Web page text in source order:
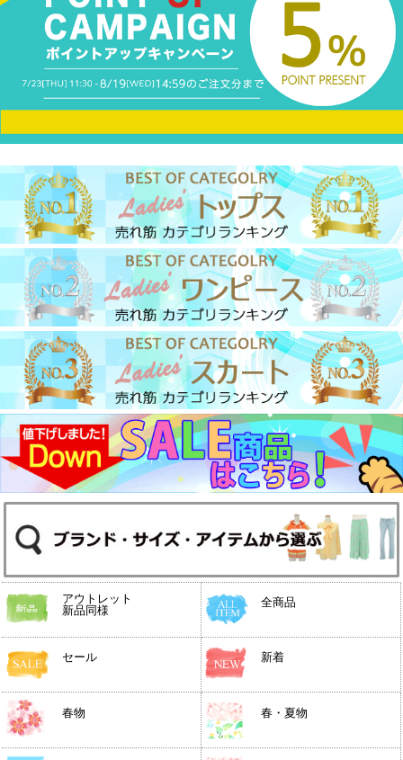
アウトレット
新品同様
全商品
セール 新着
春物 春・夏物